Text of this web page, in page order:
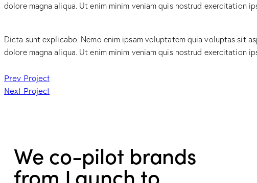
dolore magna aliqua. Ut enim minim veniam quis nostrud exercitation
Dicta sunt explicabo. Nemo enim ipsam voluptatem quia voluptas sit
dolore magna aliqua. Ut enim minim veniam quis nostrud exercitation
Prev Project
Next Project
We co-pilot brands
from Launch to